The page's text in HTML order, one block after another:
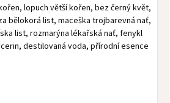
lopuch větší kořen, bez černý květ,
bělokorá list, maceška trojbarevná nať,
list, rozmarýna lékařská nať, fenykl
destilovaná voda, přírodní esence